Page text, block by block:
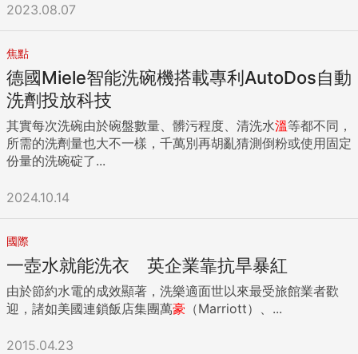
2023.08.07
焦點
德國Miele智能洗碗機搭載專利AutoDos自動
洗劑投放科技
其實每次洗碗由於碗盤數量、髒污程度、清洗水溫等都不同，
所需的洗劑量也大不一樣，千萬別再胡亂猜測倒粉或使用固定
份量的洗碗碇了...
2024.10.14
國際
一壺水就能洗衣 英企業靠抗旱暴紅
由於節約水電的成效顯著，洗樂適面世以來最受旅館業者歡
迎，諸如美國連鎖飯店集團萬豪 （Marriott）、...
2015.04.23